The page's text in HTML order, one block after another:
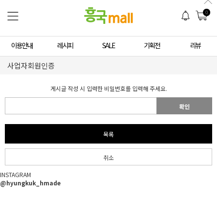
0
이용안내 레시피 SALE 기획전 리뷰
사업자회원인증
게시글 작성 시 입력한 비밀번호를 입력해 주세요.
확인
목록
취소
INSTAGRAM
@hyungkuk_hmade